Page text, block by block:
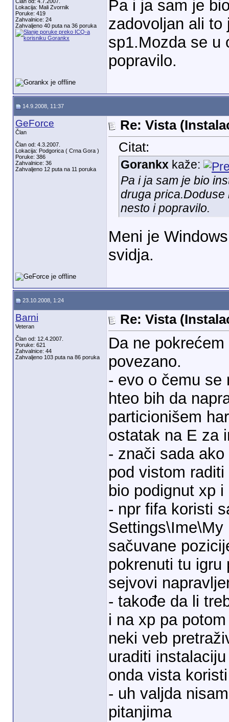
Lokacija: Mali Zvornik
Poruke: 419
Zahvalnice: 24
Zahvaljeno 40 puta na 36 poruka
Pa i ja sam je
zadovoljan ali to
sp1.Mozda se u
popravilo.
14.9.2008, 11:37
GeForce
Član
Član od: 4.3.2007.
Lokacija: Podgorica ( Crna Gora )
Poruke: 386
Zahvalnice: 36
Zahvaljeno 12 puta na 11 poruka
Re: Vista
Citat:
Gorankxkaže:
Pa i ja sam je bio
druga
nesto i popravilo.
Meni je
svidja.
23.10.2008, 1:24
Barni
Veteran
Član od: 12.4.2007.
Poruke: 621
Zahvalnice: 44
Zahvaljeno 103 puta na 86 poruka
Re: Vista
Da ne
povezano.
- evo o čemu se
hteo bih da
particionišem
ostatak na E za
- znači sada
pod vistom
bio podignut xp
- npr fifa koristi
sačuvane
pokrenuti tu igru
sejvovi
- takođe da li
i na xp pa
neki veb
uraditi
onda vista
- uh valjda
pitanjima